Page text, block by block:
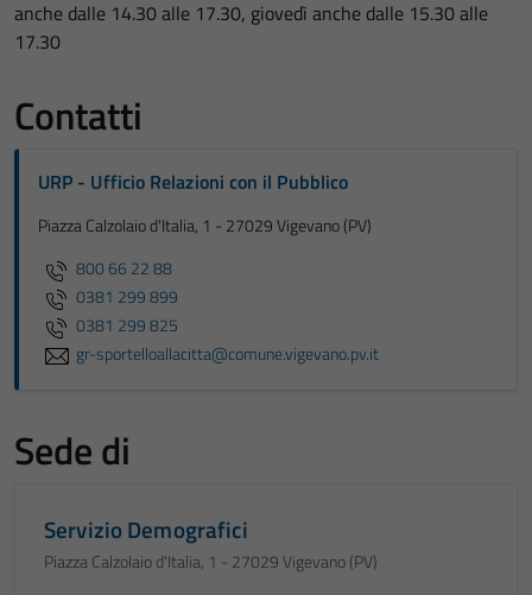
anche dalle 14.30 alle 17.30, giovedì anche dalle 15.30 alle
17.30
Contatti
URP - Ufficio Relazioni con il Pubblico
Piazza Calzolaio d'Italia, 1 - 27029 Vigevano (PV)
800 66 22 88
0381 299 899
0381 299 825
gr-sportelloallacitta@comune.vigevano.pv.it
Sede di
Servizio Demografici
Piazza Calzolaio d'Italia, 1 - 27029 Vigevano (PV)